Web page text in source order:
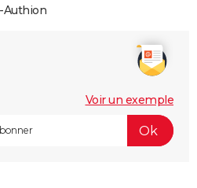
Authion
Voir un exemple